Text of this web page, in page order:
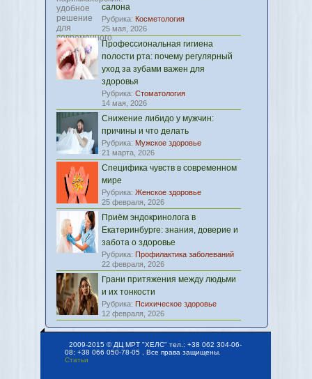
салона
Рубрика: Косметология
25 мая, 2026
Профессиональная гигиена
полости рта: почему регулярный
уход за зубами важен для
здоровья
Рубрика: Стоматология
14 мая, 2026
Снижение либидо у мужчин:
причины и что делать
Рубрика: Мужское здоровье
21 марта, 2026
Специфика чувств в современном
мире
Рубрика: Женское здоровье
25 февраля, 2026
Приём эндокринолога в
Екатеринбурге: знания, доверие и
забота о здоровье
Рубрика: Профилактика заболеваний
22 февраля, 2026
Грани притяжения между людьми
и их тонкости
Рубрика: Психическое здоровье
12 февраля, 2026
2009-2015 © ДЦ МРТ "ХЕЛС" тел.: +38 062 304-06-
08; +38 066 050-78-05 , Все права защищены.
Статьи